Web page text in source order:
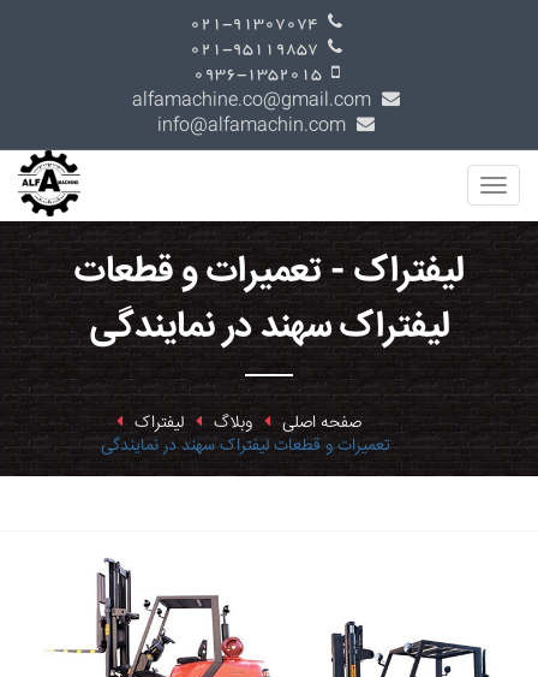
لیفتراک - تعمیرات و قطعات
لیفتراک سهند در نمایندگی
صفحه اصلی وبلاگ لیفتراک
تعمیرات و قطعات لیفتراک سهند در نمایندگی